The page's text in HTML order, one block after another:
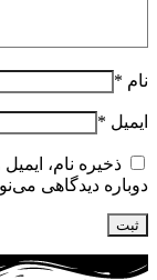
نام *
ایمیل *
ذخیره نام،
دوباره دیدگاهی